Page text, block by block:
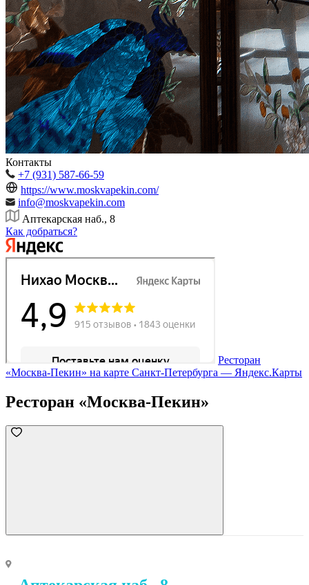
Контакты
+7 (931) 587-66-59
https://www.moskvapekin.com/
info@moskvapekin.com
Аптекарская наб., 8
Как добраться?
Ресторан
«Москва-Пекин» на карте Санкт‑Петербурга — Яндекс.Карты
Ресторан «Москва-Пекин»